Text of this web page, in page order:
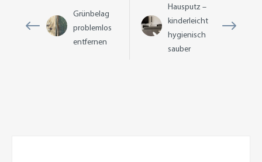
Grünbelag
problemlos
entfernen
Hausputz –
kinderleicht
hygienisch
sauber